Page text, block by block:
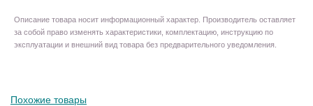
Описание товара носит информационный характер. Производитель оставляет
за собой право изменять характеристики, комплектацию, инструкцию по
эксплуатации и внешний вид товара без предварительного уведомления.
Похожие товары